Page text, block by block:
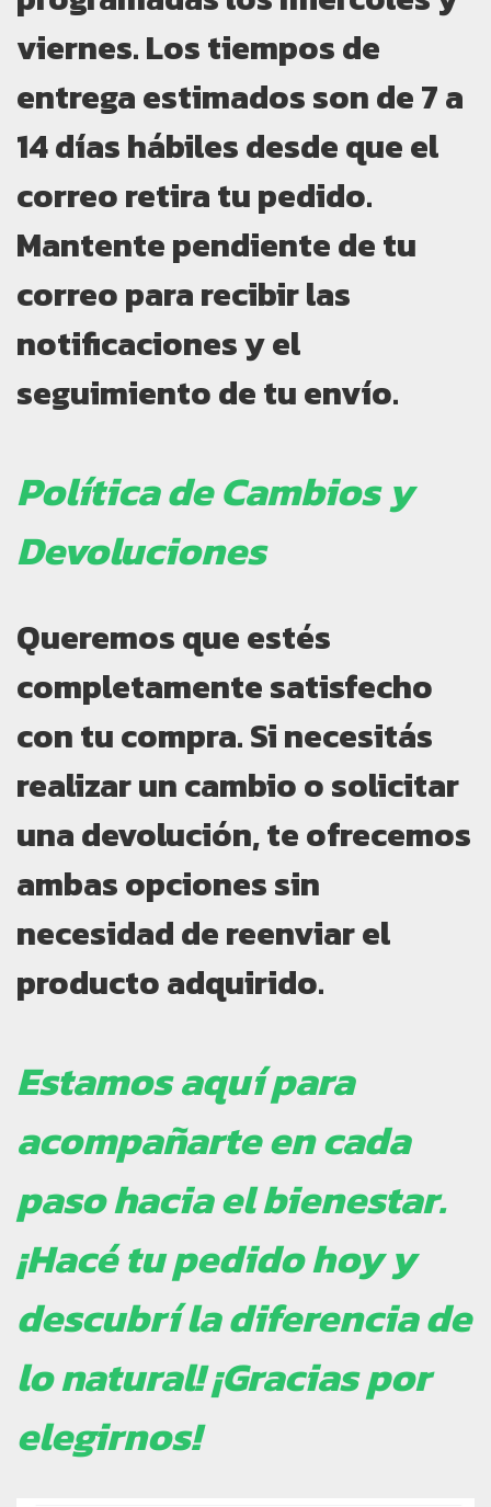
viernes. Los tiempos de
entrega estimados son de 7 a
14 días hábiles desde que el
correo retira tu pedido.
Mantente pendiente de tu
correo para recibir las
notificaciones y el
seguimiento de tu envío.
Política de Cambios y
Devoluciones
Queremos que estés
completamente satisfecho
con tu compra. Si necesitás
realizar un cambio o solicitar
una devolución, te ofrecemos
ambas opciones sin
necesidad de reenviar el
producto adquirido.
Estamos aquí para
acompañarte en cada
paso hacia el bienestar.
¡Hacé tu pedido hoy y
descubrí la diferencia de
lo natural! ¡Gracias por
elegirnos!